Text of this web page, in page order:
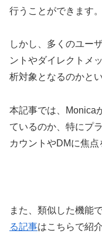
行うことができます。
しかし、多くのユー
ントやダイレクトメ
析対象となるのかと
本記事では、Monica
ているのか、特にプ
カウントやDMに焦点
また、類似した機能
る記事はこちらで紹